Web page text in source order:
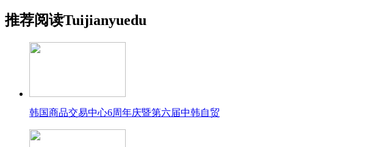
推荐阅读Tuijianyuedu
韩国商品交易中心6周年庆暨第六届中韩自贸